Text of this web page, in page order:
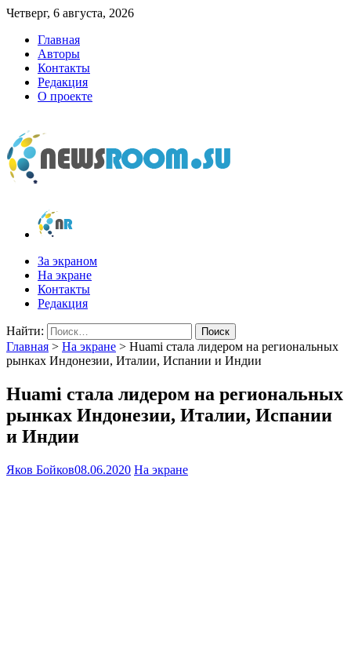
Четверг, 6 августа, 2026
Главная
Авторы
Контакты
Редакция
О проекте
newsroom.su
Новости о новостях
За экраном
На экране
Контакты
Редакция
Найти:
Главная > На экране > Huami стала лидером на региональных
рынках Индонезии, Италии, Испании и Индии
Huami стала лидером на региональных
рынках Индонезии, Италии, Испании
и Индии
Яков Бойков08.06.2020 На экране